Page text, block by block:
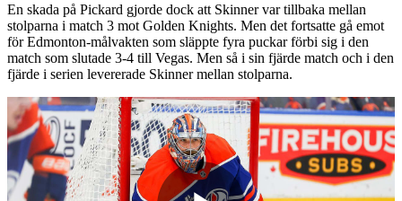
En skada på Pickard gjorde dock att Skinner var tillbaka mellan
stolparna i match 3 mot Golden Knights. Men det fortsatte gå emot
för Edmonton-målvakten som släppte fyra puckar förbi sig i den
match som slutade 3-4 till Vegas. Men så i sin fjärde match och i den
fjärde i serien levererade Skinner mellan stolparna.